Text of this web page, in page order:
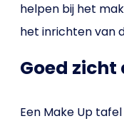
helpen bij het
het inrichten van
Goed
Een Make Up